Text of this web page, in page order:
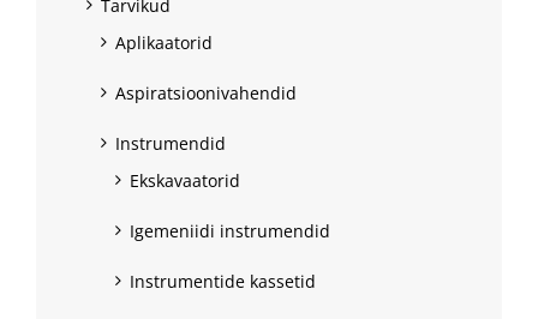
Tarvikud
Aplikaatorid
Aspiratsioonivahendid
Instrumendid
Ekskavaatorid
Igemeniidi instrumendid
Instrumentide kassetid